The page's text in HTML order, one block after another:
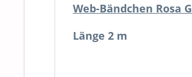
Web-Bändchen Rosa
Länge 2 m